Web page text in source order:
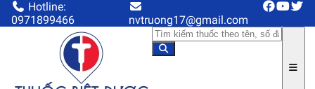
Hotline:
0971899466
nvtruong17@gmail.com